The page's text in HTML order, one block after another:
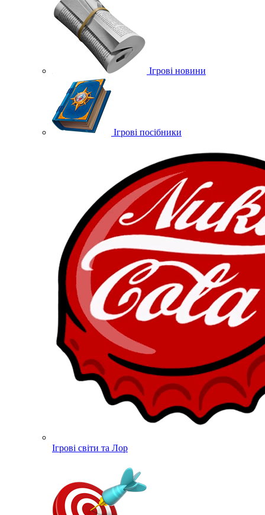
Ігрові новини
Ігрові посібники
Ігрові світи та Лор